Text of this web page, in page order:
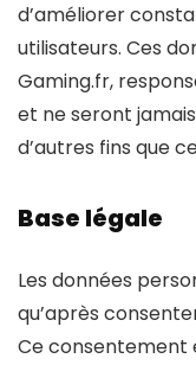
d’améliorer
utilisateurs. Ces
Gaming.fr,
et ne seront
d’autres fins que
Base légale
Les données
qu’après
Ce consentement